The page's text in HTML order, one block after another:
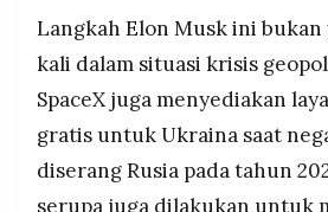
Langkah Elon Musk ini bukan
kali dalam situasi krisis
SpaceX juga menyediakan
gratis untuk Ukraina saat
diserang Rusia pada tahun
serupa juga dilakukan untuk